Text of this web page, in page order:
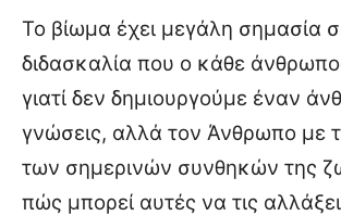
Το βίωμα έχει μεγάλη σημασία
διδασκαλία που ο κάθε
γιατί δεν δημιουργούμε έναν
γνώσεις, αλλά τον Άνθρωπο με
των σημερινών συνθηκών της
πώς μπορεί αυτές να τις